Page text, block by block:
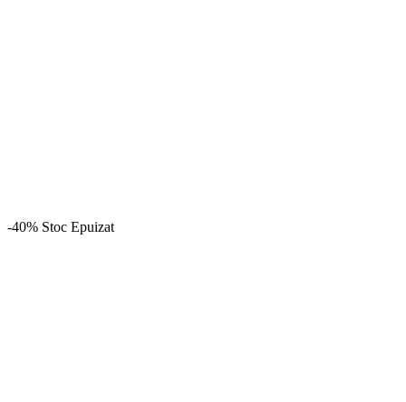
-40% Stoc Epuizat